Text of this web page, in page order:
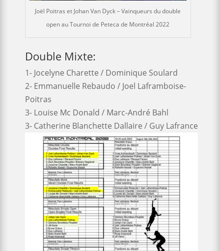
Joël Poitras et Johan Van Dyck – Vainqueurs du double
open au Tournoi de Peteca de Montréal 2022
Double Mixte:
1- Jocelyne Charette / Dominique Soulard
2- Emmanuelle Rebaudo / Joel Laframboise-
Poitras
3- Louise Mc Donald / Marc-André Bahl
3- Catherine Blanchette Dallaire / Guy Lafrance